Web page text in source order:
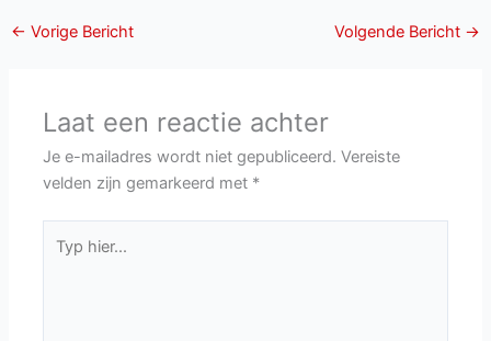
← Vorige Bericht Volgende Bericht →
Laat een reactie achter
Je e-mailadres wordt niet gepubliceerd. Vereiste
velden zijn gemarkeerd met *
hier...